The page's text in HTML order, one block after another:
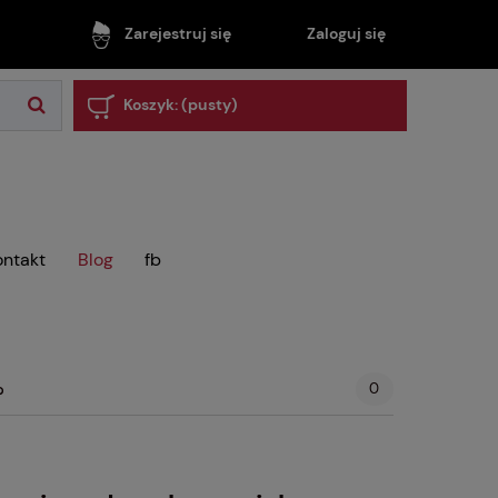
Zarejestruj się Zaloguj się
Koszyk:(pusty)
Blog fb
0